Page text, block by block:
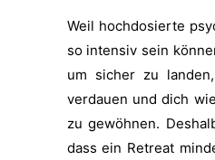
Weil hochdosierte
so intensiv sein
um sicher zu
verdauen und dich
zu gewöhnen.
dass ein Retreat